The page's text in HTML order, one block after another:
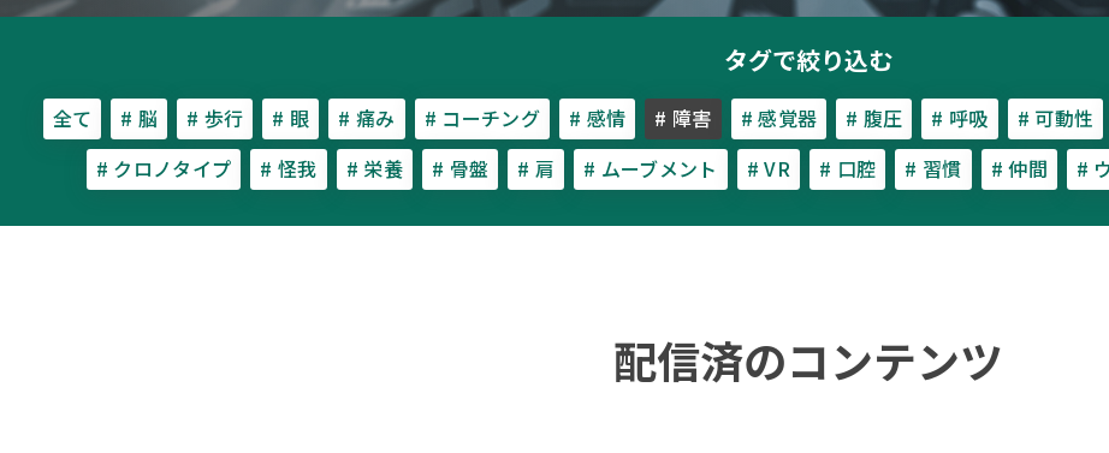
タグで絞り込む
全て # 脳 # 歩行 # 眼 # 痛み # コーチング # 感情 # 障害 # 感覚器 # 腹圧 # 呼吸 # 可動性
# クロノタイプ
# 怪我 # 栄養 # 骨盤 # 肩 # ムーブメント # VR # 口腔 # 習慣 # 仲間 #
配信済のコンテンツ